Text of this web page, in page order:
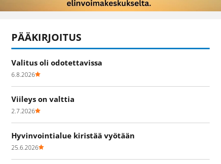
PÄÄKIRJOITUS
Valitus oli odotettavissa
6.8.2026
Viileys on valttia
2.7.2026
Hyvinvointialue kiristää vyötään
25.6.2026